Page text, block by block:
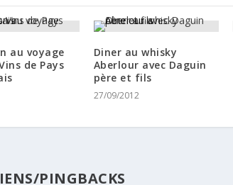
au voyage
de Pays
Diner au whisky
Aberlour avec Daguin
père et fils
27/09/2012
PINGBACKS